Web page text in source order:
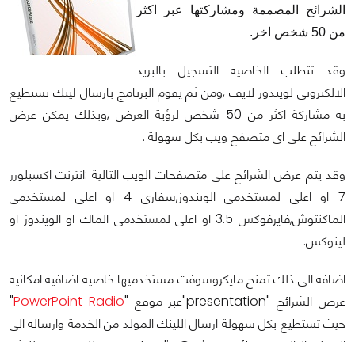
الشرائح المصممة ومشاركتها عبر اكثر
من 50 شخص اخر.
وقد تتطلب الخاصية التسجيل بالبريد
الالكترونى لويندوز لايف ,ومن ثم يقوم البرنامج بارسال لينك تستطيع
به مشاركة اكثر من 50 شخص لرؤية العرض ,وبذلك يمكن عرض
الشرائح على اى متصفح ويب بكل سهولة .
وقد يتم عرض الشرائح على متصفحات الويب التالية :انترنت اكسبلورر
7 او اعلى لمستخدمى الويندوز,سفارى 4 او اعلى لمستخدمى
الماكنتوش,فايرفوكس 3.5 او اعلى لمستخدمى الماك او الويندوز او
لينوكس.
اضافة الى ذلك تمنح مايكروسوفت مستخدميها خاصية اضافية امكانية
عرض الشرائح "presentation"عبر موقع "
PowerPoint Radio
"
حيث تستطيع بكل سهولة ارسال اللينك المولد من الخدمة وارساله الى